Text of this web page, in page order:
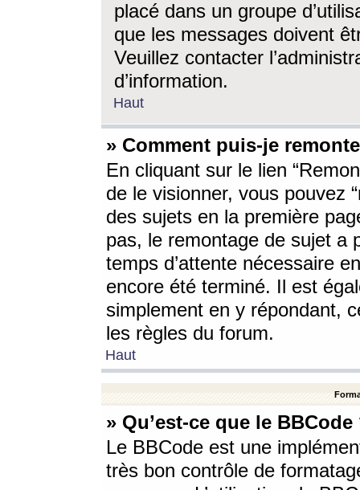
placé dans un groupe
que les messages doivent
Veuillez contacter
d’information.
Haut
» Comment puis-je
En cliquant sur le lien
de le visionner, vous pouvez
des sujets en la première
pas, le remontage de sujet a
temps d’attente nécessaire
encore été terminé. Il est
simplement en y répondant,
les règles du forum.
Haut
» Qu’est-ce que le BBCode
Le BBCode est une
très bon contrôle de